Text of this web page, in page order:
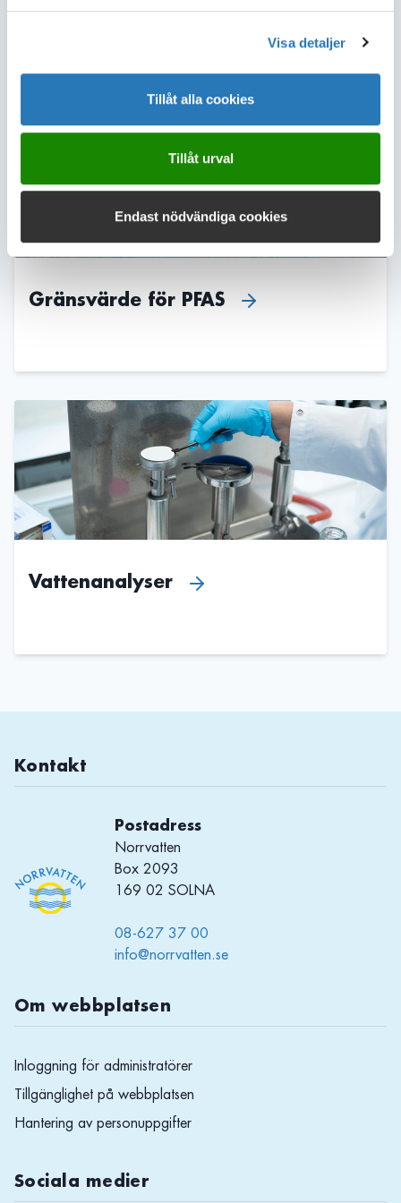
Visa detaljer
Tillåt alla cookies
Tillåt urval
Endast nödvändiga cookies
Dela sidan
Gränsvärde för PFAS
Vattenanalyser
Kontakt
Postadress
Norrvatten
Box 2093
169 02 SOLNA
08-627 37 00
info@norrvatten.se
Om webbplatsen
Inloggning för administratörer
Tillgänglighet på webbplatsen
Hantering av personuppgifter
Sociala medier